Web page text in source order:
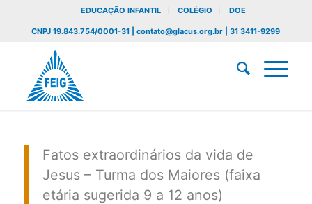
EDUCAÇÃO INFANTIL COLÉGIO DOE
CNPJ 19.843.754/0001-31 | contato@glacus.org.br | 31 3411-9299
Fatos extraordinários da vida de
Jesus – Turma dos Maiores (faixa
etária sugerida 9 a 12 anos)